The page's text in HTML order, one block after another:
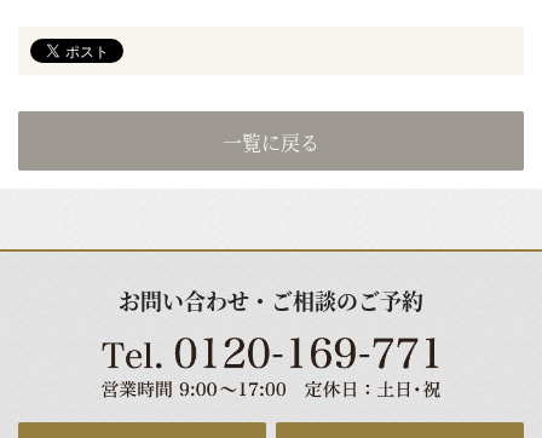
一覧に戻る
お問い合わせ・ご相談のご予約